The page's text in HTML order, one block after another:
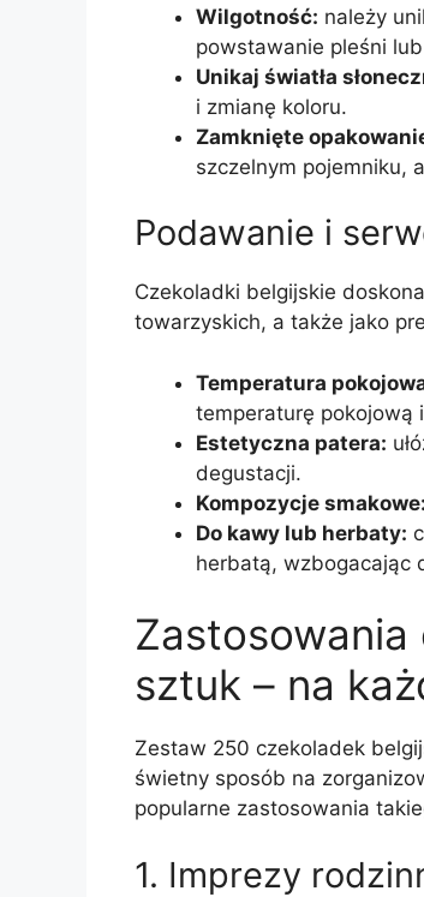
Wilgotność: należy
powstawanie pleśni
Unikaj światła
i zmianę koloru.
Zamknięte
szczelnym pojemniku,
Podawanie i
Czekoladki belgijskie
towarzyskich, a także jako
Temperatura
temperaturę pokojową
Estetyczna patera:
degustacji.
Kompozycje smakowe:
Do kawy lub herbaty:
herbatą, wzbogacając
sztuk – na
Zestaw 250 czekoladek
świetny sposób na
popularne zastosowania
1. Imprezy